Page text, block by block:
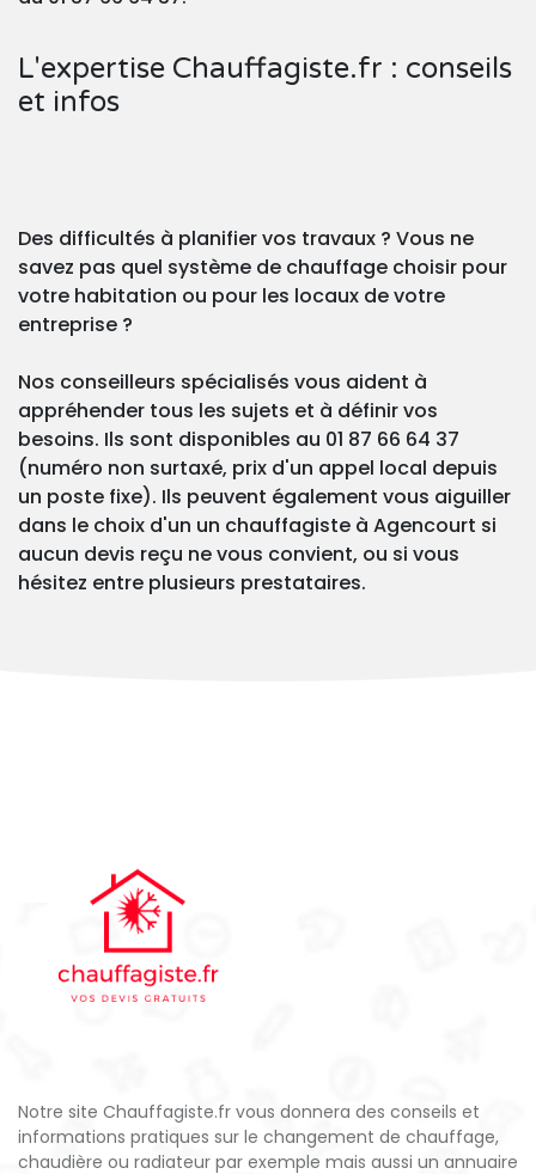
L'expertise Chauffagiste.fr : conseils
et infos
Des difficultés à planifier vos travaux ? Vous ne
savez pas quel système de chauffage choisir pour
votre habitation ou pour les locaux de votre
entreprise ?
Nos conseilleurs spécialisés vous aident à
appréhender tous les sujets et à définir vos
besoins. Ils sont disponibles au 01 87 66 64 37
(numéro non surtaxé, prix d'un appel local depuis
un poste fixe). Ils peuvent également vous aiguiller
dans le choix d'un un chauffagiste à Agencourt si
aucun devis reçu ne vous convient, ou si vous
hésitez entre plusieurs prestataires.
Notre site Chauffagiste.fr vous donnera des conseils et
informations pratiques sur le changement de chauffage,
chaudière ou radiateur par exemple mais aussi un annuaire